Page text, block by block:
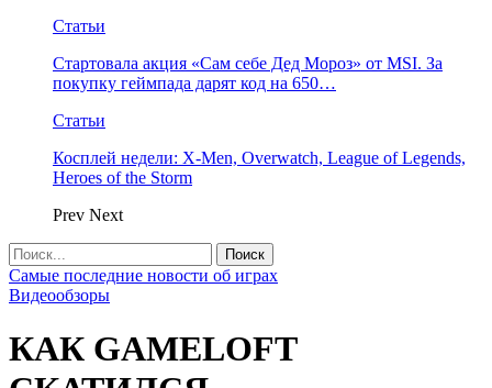
Статьи
Стартовала акция «Сам себе Дед Мороз» от MSI. За
покупку геймпада дарят код на 650…
Статьи
Косплей недели: X-Men, Overwatch, League of Legends,
Heroes of the Storm
Prev Next
Самые последние новости об играх
Видеообзоры
КАК GAMELOFT